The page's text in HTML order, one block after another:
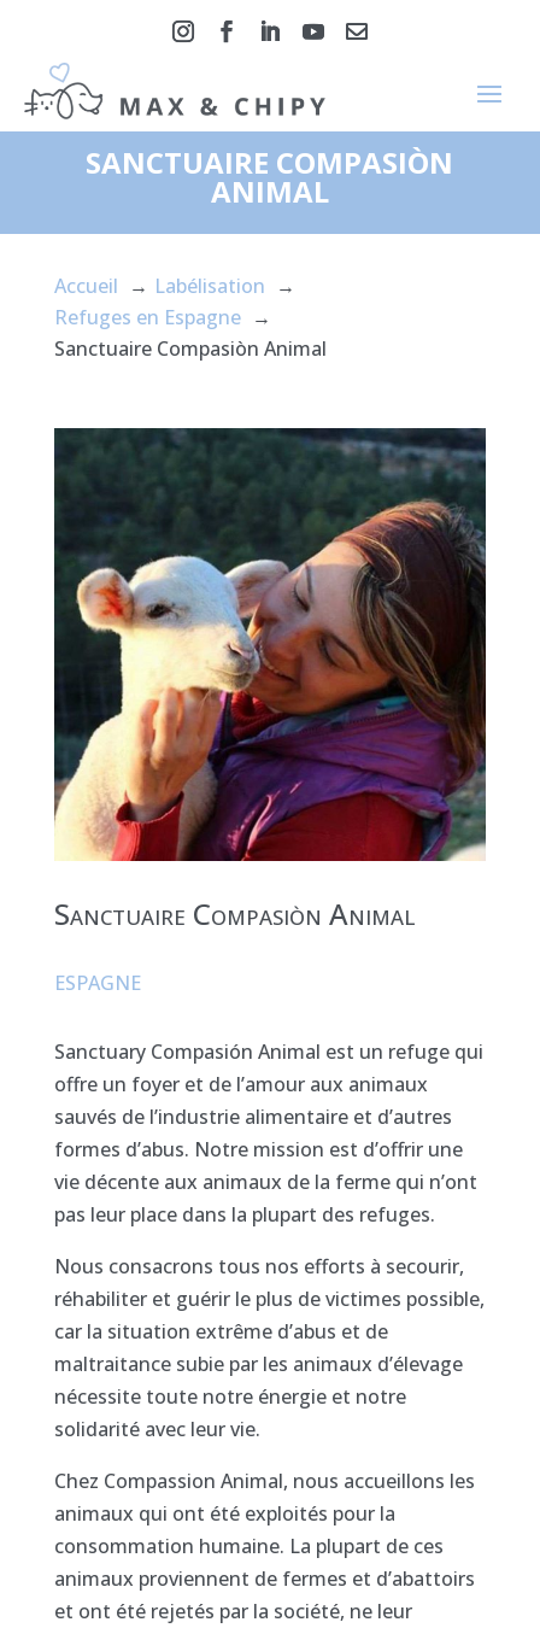
SANCTUAIRE COMPASIÒN
ANIMAL
Accueil
Labélisation
Refuges en Espagne
Sanctuaire Compasiòn Animal
Sanctuaire Compasiòn Animal
ESPAGNE
Sanctuary Compasión Animal est un refuge qui
offre un foyer et de l’amour aux animaux
sauvés de l’industrie alimentaire et d’autres
formes d’abus. Notre mission est d’offrir une
vie décente aux animaux de la ferme qui n’ont
pas leur place dans la plupart des refuges.
Nous consacrons tous nos efforts à secourir,
réhabiliter et guérir le plus de victimes possible,
car la situation extrême d’abus et de
maltraitance subie par les animaux d’élevage
nécessite toute notre énergie et notre
solidarité avec leur vie.
Chez Compassion Animal, nous accueillons les
animaux qui ont été exploités pour la
consommation humaine. La plupart de ces
animaux proviennent de fermes et d’abattoirs
et ont été rejetés par la société, ne leur